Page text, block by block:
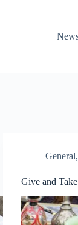
General
Give and